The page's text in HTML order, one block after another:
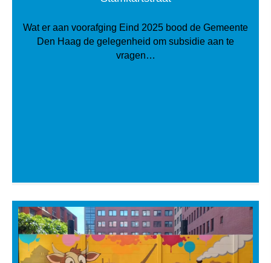
Wat er aan voorafging Eind 2025 bood de Gemeente
Den Haag de gelegenheid om subsidie aan te
vragen…